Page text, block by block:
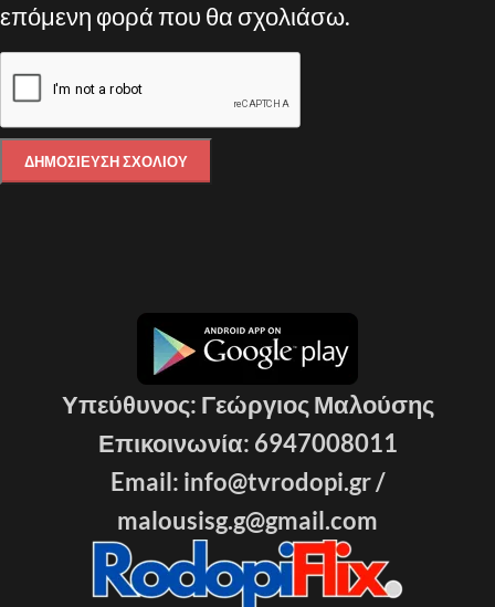
επόμενη φορά που θα σχολιάσω.
Υπεύθυνος: Γεώργιος Μαλούσης
Επικοινωνία: 6947008011
Email: info@tvrodopi.gr /
malousisg.g@gmail.com